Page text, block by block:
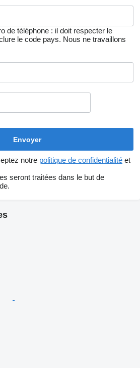
de téléphone : il doit respecter le
le code pays. Nous ne travaillons
notre politique de confidentialité et
seront traitées dans le but de